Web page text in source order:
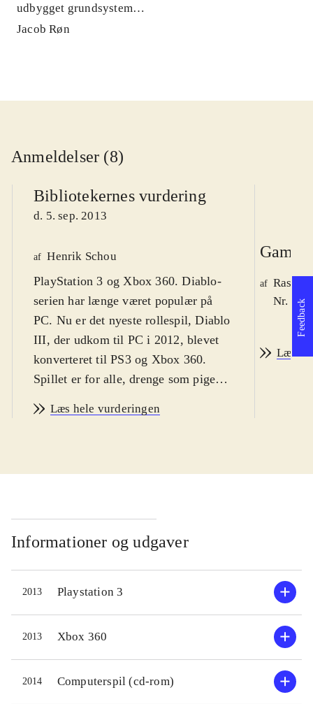
udbygget grundsystem :
når modparten blander
Jacob Røn
Anmeldelser (8)
Bibliotekernes vurdering
d. 5. sep. 2013
af Henrik Schou
PlayStation 3 og Xbox 360. Diablo-
serien har længe været populær på
PC. Nu er det nyeste rollespil, Diablo
III, der udkom til PC i 2012, blevet
konverteret til PS3 og Xbox 360.
Spillet er for alle, drenge som piger,
PEGI 16.
perspektiv. Du vælger en karakter fx
Derefter går jagten på dæmonen
Diablo ind for tredje gang. Der er en
spinkel historie, som binder spillets
områder sammen, men noget
interessant plot er det ikke. Diablo III
handler nemlig om at slå endeløse
horder af monstre ihjel og om at
udstyr, der er bedre end det du
Læs hele vurderingen
Game
af
Nr.
Læs
Informationer og udgaver
2013 Playstation 3
2013 Xbox 360
2014 Computerspil (cd-rom)
Feedback